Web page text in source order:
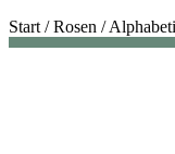
Start /Rosen /